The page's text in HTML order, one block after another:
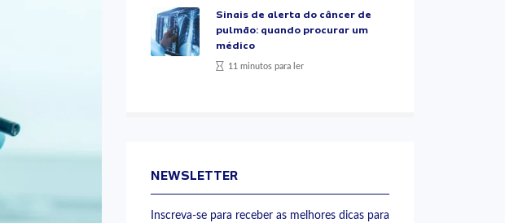
Sinais de alerta do câncer de
pulmão: quando procurar um
médico
11 minutos para ler
NEWSLETTER
Inscreva-se para receber as melhores dicas para